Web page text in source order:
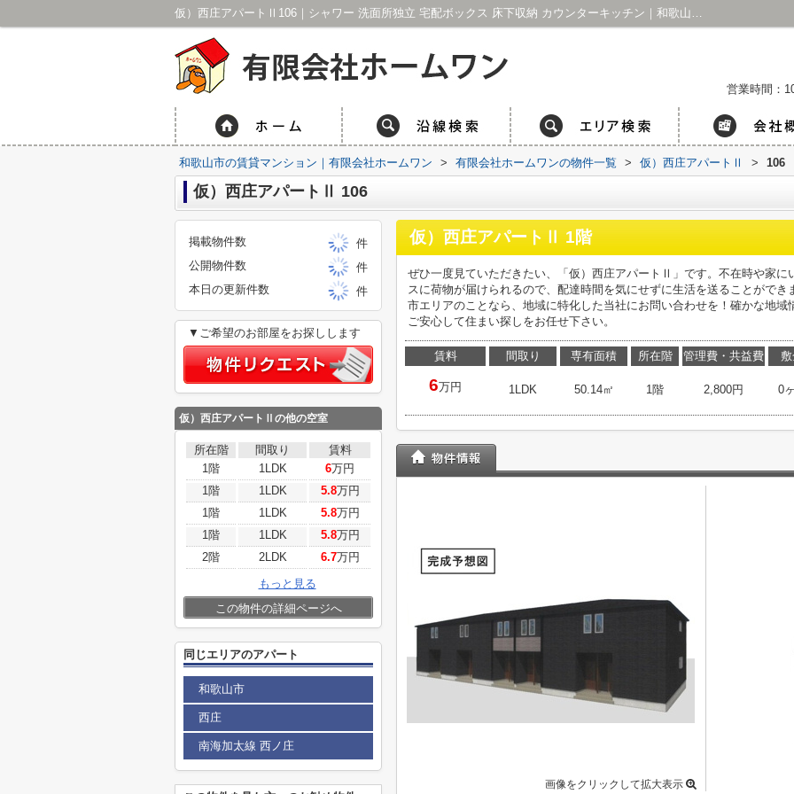
仮）西庄アパートⅡ106｜シャワー 洗面所独立 宅配ボックス 床下収納 カウンターキッチン｜和歌山市の賃貸マンション｜有限会社ホームワン
営業時間：
和歌山市の賃貸マンション｜有限会社ホームワン > 有限会社ホームワンの物件一覧 > 仮）西庄アパートⅡ > 106
仮）西庄アパートⅡ 106
仮）西庄アパートⅡ 1階
ぜひ一度見ていただきたい、「仮）西庄アパートⅡ」です。不在時や家に
スに荷物が届けられるので、配達時間を気にせずに生活を送ることがで
市エリアのことなら、地域に特化した当社にお問い合わせを！確かな地
ご安心して住まい探しをお任せ下さい。
賃料
6万円
間取り
1LDK
専有面積
50.14㎡
所在階
1階
管理費・共益費
2,800円 0
画像をクリックして拡大表示
掲載物件数
件
公開物件数
件
本日の更新件数
件
▼ご希望のお部屋をお探しします
仮）西庄アパートⅡ の他の空室
所在階 間取り
賃料
1階
1LDK 6万円
1階
1LDK 5.8万円
1階
1LDK 5.8万円
1階
1LDK 5.8万円
2階
2LDK 6.7万円
もっと見る
この物件の詳細ページへ
同じエリアのアパート
和歌山市
西庄
南海加太線 西ノ庄